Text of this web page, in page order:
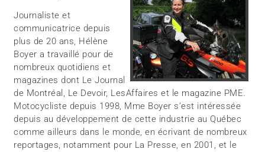
Journaliste et
communicatrice depuis
plus de 20 ans, Hélène
Boyer a travaillé pour de
nombreux quotidiens et
magazines dont Le Journal
de Montréal, Le Devoir, LesAffaires et le magazine PME.
Motocycliste depuis 1998, Mme Boyer s’est intéressée
depuis au développement de cette industrie au Québec
comme ailleurs dans le monde, en écrivant de nombreux
reportages, notamment pour La Presse, en 2001, et le